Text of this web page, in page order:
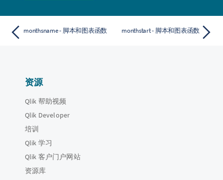
monthsname - 脚本和图表函数 monthstart - 脚本和图表函数
资源
Qlik 帮助视频
Qlik Developer
培训
Qlik 学习
Qlik 客户门户网站
资源库